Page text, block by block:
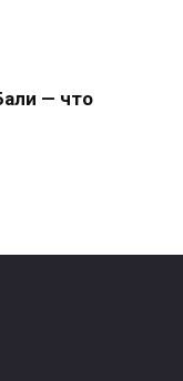
— что